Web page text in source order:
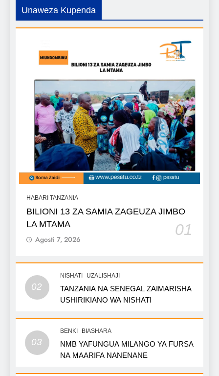
Unaweza Kupenda
HABARI TANZANIA
BILIONI 13 ZA SAMIA ZAGEUZA JIMBO
LA MTAMA
01
Agosti 7, 2026
02
NISHATI UZALISHAJI
TANZANIA NA SENEGAL ZAIMARISHA
USHIRIKIANO WA NISHATI
03
BENKI BIASHARA
NMB YAFUNGUA MILANGO YA FURSA
NA MAARIFA NANENANE